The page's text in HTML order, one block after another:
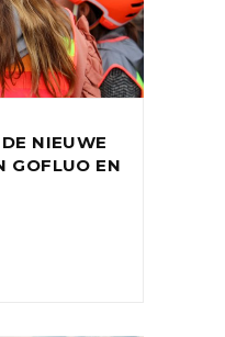
NIEUWE
GOFLUO EN